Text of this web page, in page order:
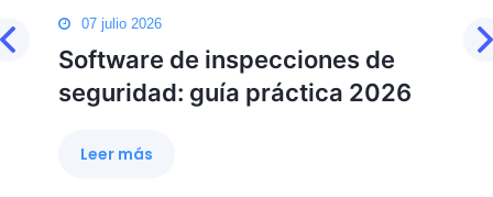
07 julio 2026
Software de inspecciones de
seguridad: guía práctica 2026
Leer más